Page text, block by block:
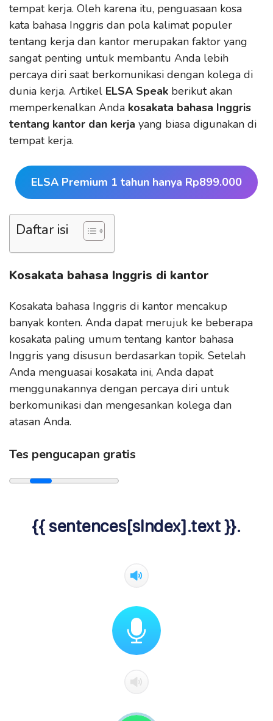
tempat kerja. Oleh karena itu, penguasaan kosa
kata bahasa Inggris dan pola kalimat populer
tentang kerja dan kantor merupakan faktor yang
sangat penting untuk membantu Anda lebih
percaya diri saat berkomunikasi dengan kolega di
dunia kerja. Artikel ELSA Speak berikut akan
memperkenalkan Anda kosakata bahasa Inggris
tentang kantor dan kerja yang biasa digunakan di
tempat kerja.
ELSA Premium 1 tahun hanya Rp899.000
Daftar isi
Kosakata bahasa Inggris di kantor
Kosakata bahasa Inggris di kantor mencakup
banyak konten. Anda dapat merujuk ke beberapa
kosakata paling umum tentang kantor bahasa
Inggris yang disusun berdasarkan topik. Setelah
Anda menguasai kosakata ini, Anda dapat
menggunakannya dengan percaya diri untuk
berkomunikasi dan mengesankan kolega dan
atasan Anda.
Tes pengucapan gratis
{{ sentences[sIndex].text }}.